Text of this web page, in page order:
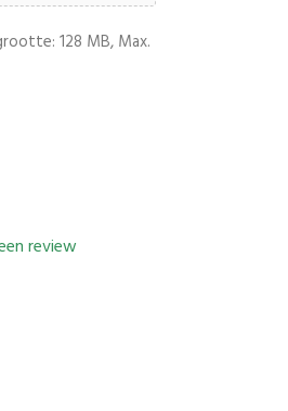
128 MB, Max.
review